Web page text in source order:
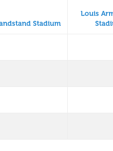
Stadium
Louis